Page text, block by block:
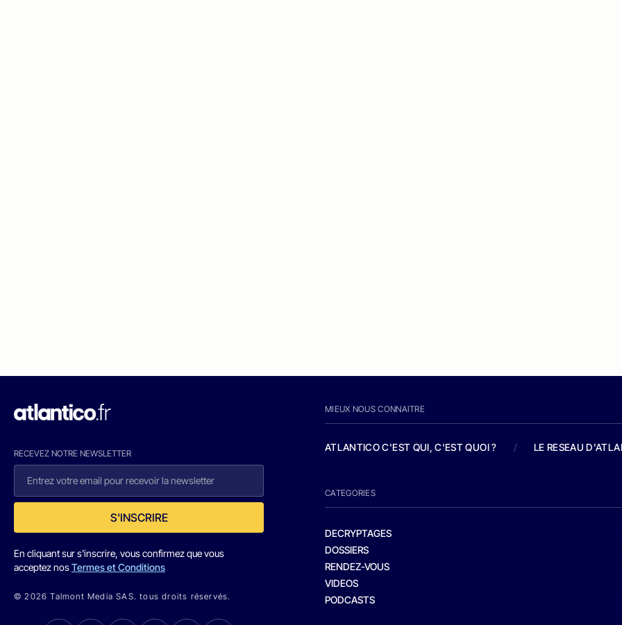
RECEVEZ NOTRE NEWSLETTER
S'INSCRIRE
En cliquant sur s'inscrire, vous confirmez que vous
acceptez nosTermes et Conditions
© 2026 Talmont Media SAS. tous droits réservés.
MIEUX NOUS CONNAITRE
ATLANTICO C'EST QUI, C'EST QUOI ? / LE RESEAU
CATEGORIES
DECRYPTAGES
DOSSIERS
RENDEZ-VOUS
VIDEOS
PODCASTS